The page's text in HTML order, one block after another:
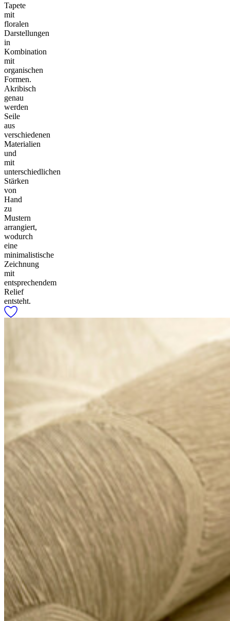
Tapete
mit
floralen
Darstellungen
in
Kombination
mit
organischen
Formen.
Akribisch
genau
werden
Seile
aus
verschiedenen
Materialien
und
mit
unterschiedlichen
Stärken
von
Hand
zu
Mustern
arrangiert,
wodurch
eine
minimalistische
Zeichnung
mit
entsprechendem
Relief
entsteht.